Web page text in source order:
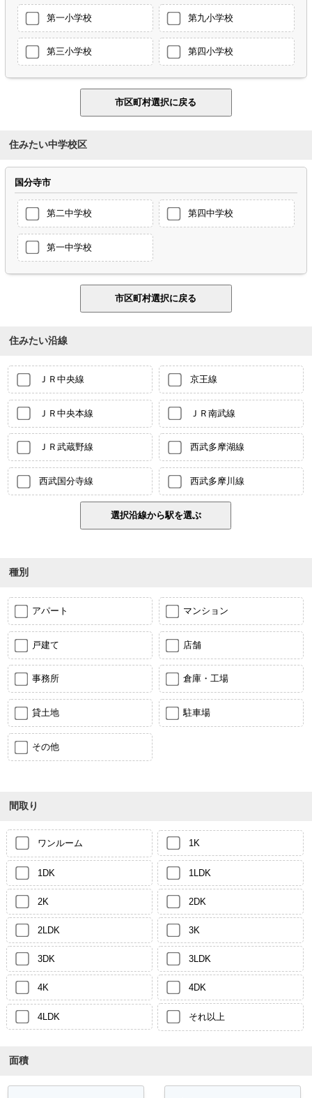
第一小学校 第九小学校
第三小学校 第四小学校
住みたい中学校区
国分寺市
第二中学校 第四中学校
第一中学校
住みたい沿線
ＪＲ中央線 京王線
ＪＲ中央本線 ＪＲ南武線
ＪＲ武蔵野線 西武多摩湖線
西武国分寺線 西武多摩川線
種別
アパート マンション
戸建て 店舗
事務所 倉庫・工場
貸土地 駐車場
その他
間取り
ワンルーム 1K
1DK 1LDK
2K 2DK
2LDK 3K
3DK 3LDK
4K 4DK
4LDK それ以上
面積